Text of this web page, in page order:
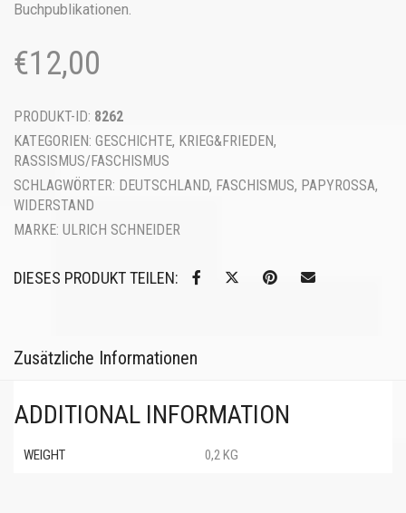
Buchpublikationen.
€12,00
PRODUKT-ID: 8262
KATEGORIEN: GESCHICHTE, KRIEG&FRIEDEN,
RASSISMUS/FASCHISMUS
SCHLAGWÖRTER: DEUTSCHLAND, FASCHISMUS, PAPYROSSA,
WIDERSTAND
MARKE: ULRICH SCHNEIDER
DIESES PRODUKT TEILEN:
Zusätzliche Informationen
ADDITIONAL INFORMATION
WEIGHT 0,2 KG